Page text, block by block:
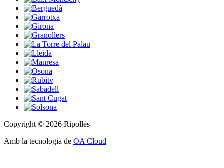
Copyright © 2026 Ripollès
Amb la tecnologia de OA Cloud